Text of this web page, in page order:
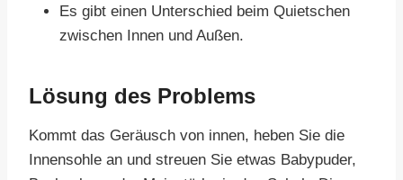
Es gibt einen Unterschied beim Quietschen
zwischen Innen und Außen.
Lösung des Problems
Kommt das Geräusch von innen, heben Sie die
Innensohle an und streuen Sie etwas Babypuder,